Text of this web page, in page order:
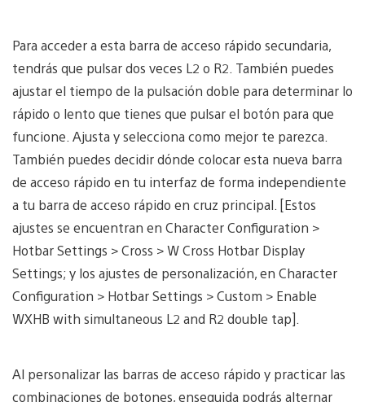
Para acceder a esta barra de acceso rápido secundaria,
tendrás que pulsar dos veces L2 o R2. También puedes
ajustar el tiempo de la pulsación doble para determinar lo
rápido o lento que tienes que pulsar el botón para que
funcione. Ajusta y selecciona como mejor te parezca.
También puedes decidir dónde colocar esta nueva barra
de acceso rápido en tu interfaz de forma independiente
a tu barra de acceso rápido en cruz principal. [Estos
ajustes se encuentran en Character Configuration >
Hotbar Settings > Cross > W Cross Hotbar Display
Settings; y los ajustes de personalización, en Character
Configuration > Hotbar Settings > Custom > Enable
WXHB with simultaneous L2 and R2 double tap].
Al personalizar las barras de acceso rápido y practicar las
combinaciones de botones, enseguida podrás alternar